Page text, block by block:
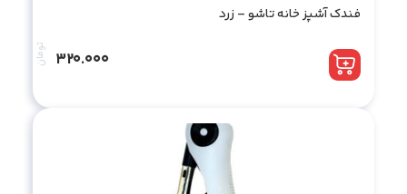
فندک آشپز خانه تاشو – زرد
تومان 320.000